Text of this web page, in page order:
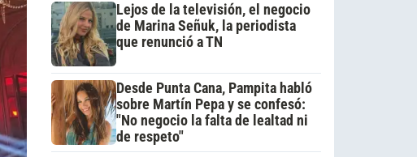
Lejos de la televisión, el negocio
de Marina Señuk, la periodista
que renunció a TN
Desde Punta Cana, Pampita habló
sobre Martín Pepa y se confesó:
"No negocio la falta de lealtad ni
de respeto"